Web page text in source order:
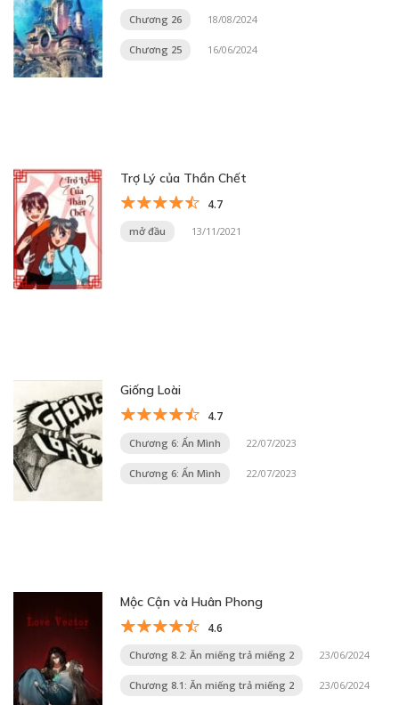
Chương 26 18/08/2024
Chương 25 16/06/2024
Trợ Lý của Thần Chết
4.7
mở đầu 13/11/2021
Giống Loài
4.7
Chương 6: Ẩn Mình 22/07/2023
Chương 6: Ẩn Mình 22/07/2023
Mộc Cận và Huân Phong
4.6
Chương 8.2: Ăn miếng trả miếng 2 23/06/2024
Chương 8.1: Ăn miếng trả miếng 2 23/06/2024